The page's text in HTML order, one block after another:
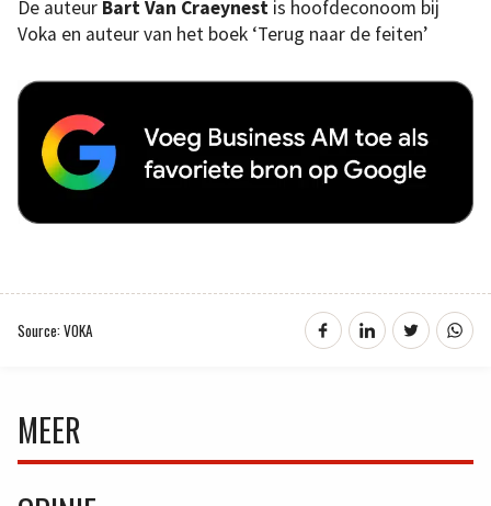
De auteur Bart Van Craeynest is hoofdeconoom bij
Voka en auteur van het boek ‘Terug naar de feiten’
Source: VOKA
MEER